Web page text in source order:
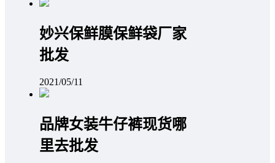
妙兴保鲜膜保鲜袋厂家
批发
2021/05/11
品牌女装牛仔裤现货哪
里去批发